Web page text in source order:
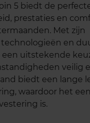
5 biedt de
prestaties en
Met zijn
en
uitstekende
veilig
biedt een lange
waardoor het een
is.